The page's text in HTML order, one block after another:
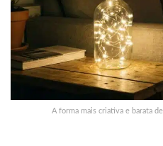
A forma mais criativa e barata